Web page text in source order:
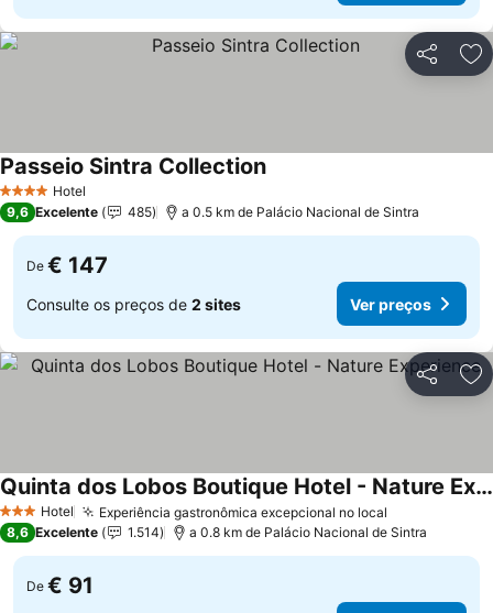
Partilhar
4 EstrelasHotel
Passeio Sintra Collection
9,6 Excelente 485 a 0.5 km de Palácio Nacional de Sintra
De € 147
Consulte os preços de 2 sites Ver preços
Partilhar
3 EstrelasHotel Experiência gastronômica excepcional no local
Quinta dos Lobos Boutique Hotel - Nature Experience
8,6 Excelente 1.514 a 0.8 km de Palácio Nacional de Sintra
De € 91